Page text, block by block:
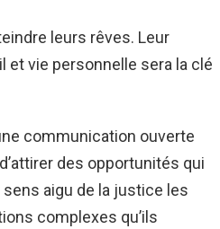
leurs rêves. Leur
et vie personnelle sera la clé
communication ouverte
des opportunités qui
aigu de la justice les
complexes qu’ils